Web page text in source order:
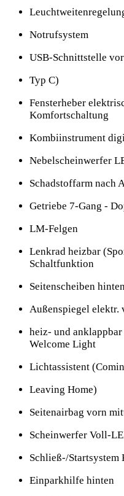
Notrufsystem
USB-Schnittstelle
Typ C)
Fensterheber
Komfortschaltung
Kombiinstrument
Nebelscheinwerfer
Schadstoffarm nach
Getriebe 7-Gang -
LM-Felgen
Lenkrad heizbar
Schaltfunktion
Seitenscheiben
Außenspiegel elektr.
heiz- und
Welcome Light
Lichtassistent
Leaving Home)
Seitenairbag vorn
Scheinwerfer Voll-
Schließ-/Startsystem
Einparkhilfe hinten